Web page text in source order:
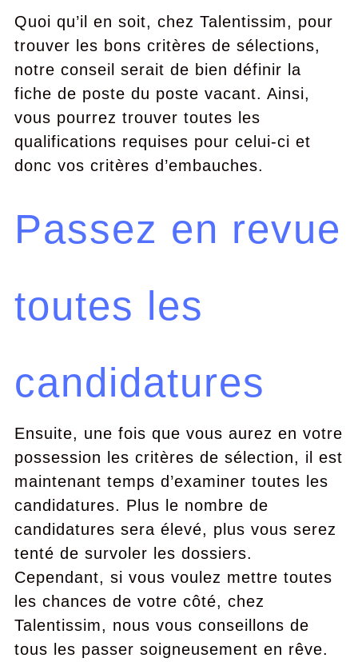
Quoi qu’il en soit, chez Talentissim, pour
trouver les bons critères de sélections,
notre conseil serait de bien définir la
fiche de poste du poste vacant. Ainsi,
vous pourrez trouver toutes les
qualifications requises pour celui-ci et
donc vos critères d’embauches.
Passez en revue
toutes les
candidatures
Ensuite, une fois que vous aurez en votre
possession les critères de sélection, il est
maintenant temps d’examiner toutes les
candidatures. Plus le nombre de
candidatures sera élevé, plus vous serez
tenté de survoler les dossiers.
Cependant, si vous voulez mettre toutes
les chances de votre côté, chez
Talentissim, nous vous conseillons de
tous les passer soigneusement en rêve.